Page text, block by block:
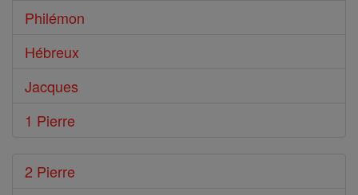
Philémon
Hébreux
Jacques
1 Pierre
2 Pierre